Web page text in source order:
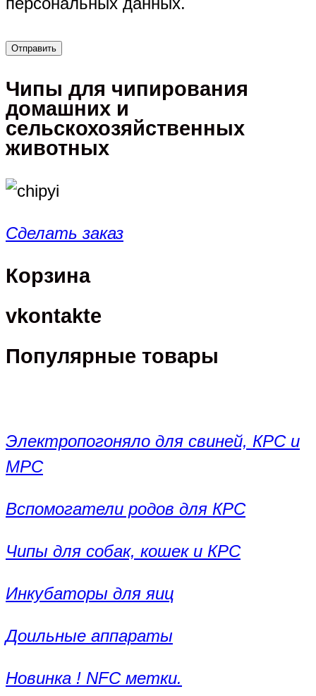
Чипы для чипирования
домашних и
сельскохозяйственных
животных
Сделать заказ
Корзина
vkontakte
Популярные товары
Электропогоняло для свиней, КРС и
МРС
Вспомогатели родов для КРС
Чипы для собак, кошек и КРС
Инкубаторы для яиц
Доильные аппараты
Новинка ! NFC метки.